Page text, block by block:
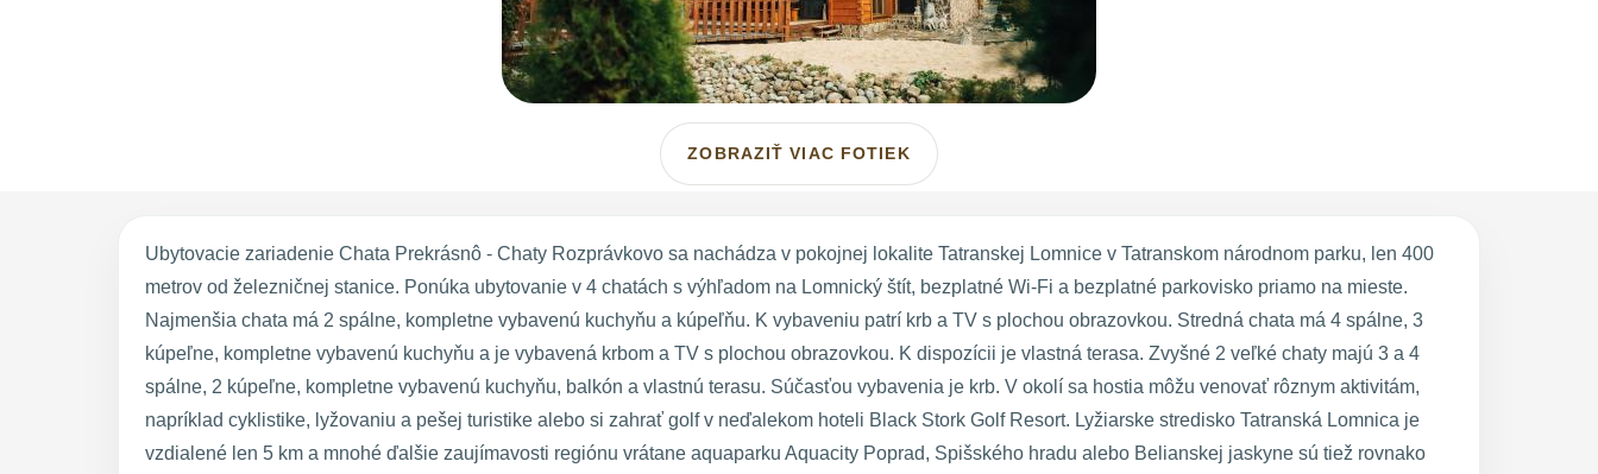
ZOBRAZIŤ VIAC FOTIEK
Ubytovacie zariadenie Chata Prekrásnô - Chaty Rozprávkovo sa nachádza v pokojnej lokalite Tatranskej Lomnice v Tatranskom národnom parku, len 400
metrov od železničnej stanice. Ponúka ubytovanie v 4 chatách s výhľadom na Lomnický štít, bezplatné Wi-Fi a bezplatné parkovisko priamo na mieste.
Najmenšia chata má 2 spálne, kompletne vybavenú kuchyňu a kúpeľňu. K vybaveniu patrí krb a TV s plochou obrazovkou. Stredná chata má 4 spálne, 3
kúpeľne, kompletne vybavenú kuchyňu a je vybavená krbom a TV s plochou obrazovkou. K dispozícii je vlastná terasa. Zvyšné 2 veľké chaty majú 3 a 4
spálne, 2 kúpeľne, kompletne vybavenú kuchyňu, balkón a vlastnú terasu. Súčasťou vybavenia je krb. V okolí sa hostia môžu venovať rôznym aktivitám,
napríklad cyklistike, lyžovaniu a pešej turistike alebo si zahrať golf v neďalekom hoteli Black Stork Golf Resort. Lyžiarske stredisko Tatranská Lomnica je
vzdialené len 5 km a mnohé ďalšie zaujímavosti regiónu vrátane aquaparku Aquacity Poprad, Spišského hradu alebo Belianskej jaskyne sú tiež rovnako